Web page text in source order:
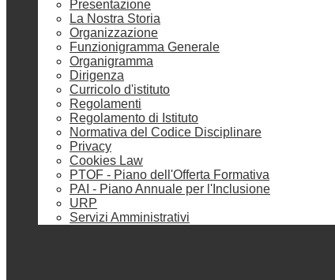
Presentazione
La Nostra Storia
Organizzazione
Funzionigramma Generale
Organigramma
Dirigenza
Curricolo d'istituto
Regolamenti
Regolamento di Istituto
Normativa del Codice Disciplinare
Privacy
Cookies Law
PTOF - Piano dell'Offerta Formativa
PAI - Piano Annuale per l'Inclusione
URP
Servizi Amministrativi